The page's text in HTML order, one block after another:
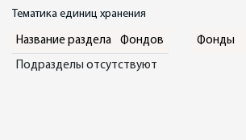
Тематика единиц хранения
Название раздела Фондов
Подразделы отсутствуют
Фонды